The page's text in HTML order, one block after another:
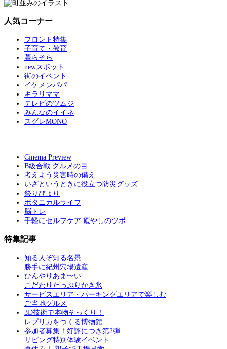
人気コーナー
フロント特集
子育て・教育
暮らそら
newスポット
街のイベント
イケメンパパ
キラリママ
テレビのツムジ
みんなのイイネ
スグレMONO
Cinema Preview
B級合戦 グルメの目
考えよう災害時の備え
いざというときに役立つ防災グッズ
祭りびより
ボタニカルライフ
脳トレ
手軽にセルフケア 癒やしのツボ
特集記事
知る人ぞ知る名景
勝手に紀州穴場遺産
ひんやりあま〜い
こだわりたっぷりかき氷
サービスエリア・パーキングエリアで楽しむ
ご当地グルメ
3D技術で本物そっくり！
レプリカをつくる博物館
参加者募集！好評につき第2弾
リビング特別体験イベント